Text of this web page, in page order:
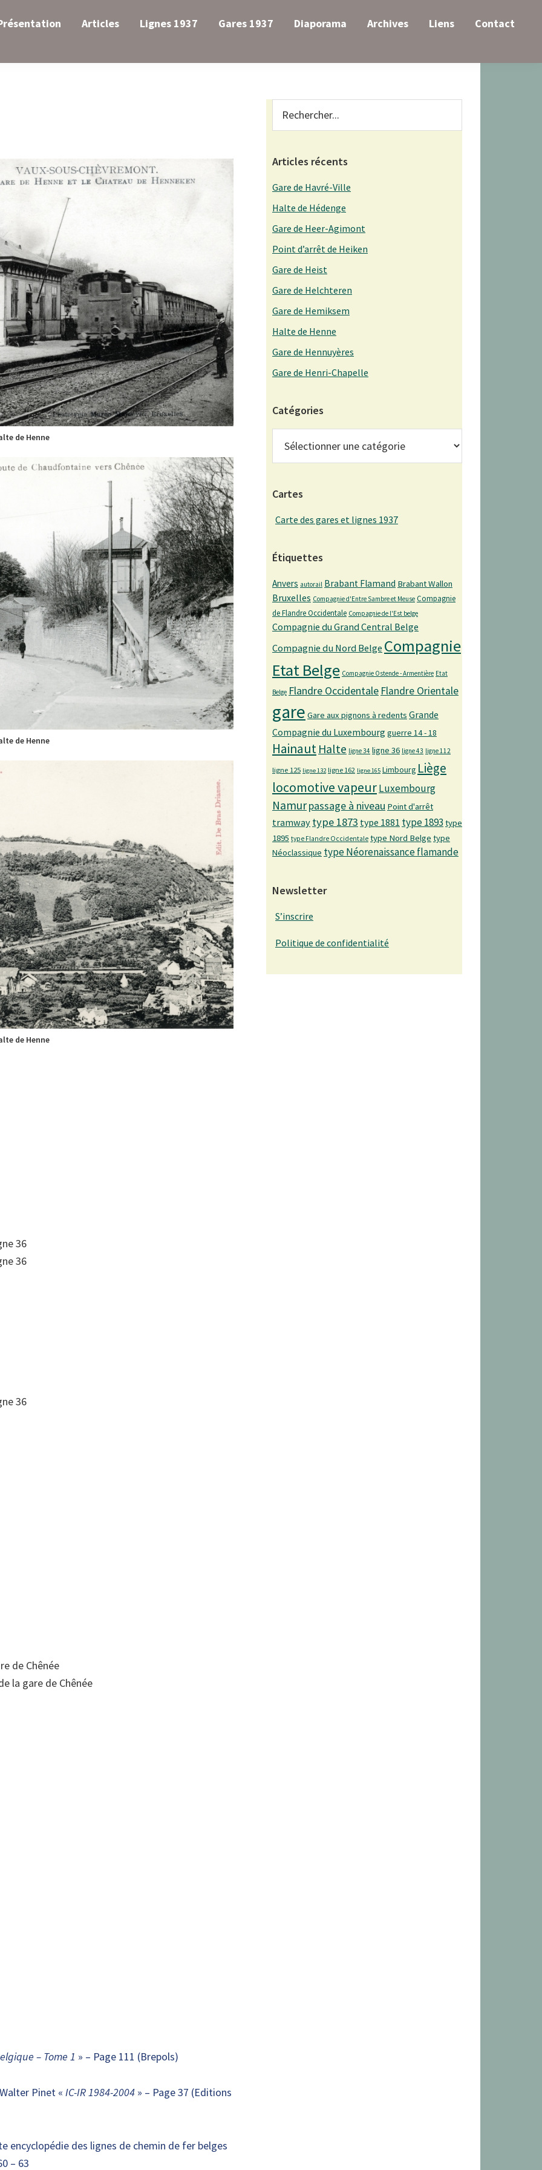
Articles Lignes 1937 Gares 1937 Diaporama Archives Liens Contact
de Henne
de Henne
de Henne
36
36
36
de Chênée
la gare de Chênée
– Tome 1 » – Page 111 (Brepols)
Pinet « IC-IR 1984-2004 » – Page 37 (Editions
encyclopédie des lignes de chemin de fer belges
– 63
Primary
Sidebar
Articles récents
Gare de Havré-Ville
Halte de Hédenge
Gare de Heer-Agimont
Point d’arrêt de Heiken
Gare de Heist
Gare de Helchteren
Gare de Hemiksem
Halte de Henne
Gare de Hennuyères
Gare de Henri-Chapelle
Catégories
Cartes
Carte des gares et lignes 1937
Étiquettes
Anvers autorail Brabant Flamand Brabant Wallon
Bruxelles Compagnie d'Entre Sambre et Meuse Compagnie
de Flandre Occidentale Compagnie de l'Est belge
Compagnie du Grand Central Belge
Compagnie du Nord Belge Compagnie
Etat Belge Compagnie Ostende - Armentière Etat
Belge Flandre Occidentale Flandre Orientale
gare Gare aux pignons à redents Grande
Compagnie du Luxembourg guerre 14 - 18
Hainaut Halte ligne 34 ligne 36 ligne 43 ligne 112
ligne 125 ligne 132 ligne 162 ligne 165 Limbourg Liège
locomotive vapeurLuxembourg
Namurpassage à niveau Point d'arrêt
tramway type 1873 type 1881 type 1893 type
1895 type Flandre Occidentale type Nord Belge type
Néoclassique type Néorenaissance flamande
Newsletter
S’inscrire
Politique de confidentialité